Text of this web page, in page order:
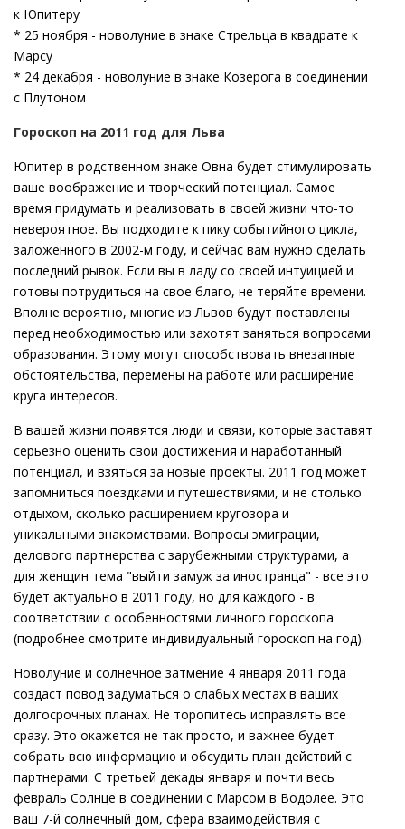
к Юпитеру
* 25 ноября - новолуние в знаке Стрельца в квадрате к
Марсу
* 24 декабря - новолуние в знаке Козерога в соединении
с Плутоном
Гороскоп на 2011 год для Льва
Юпитер в родственном знаке Овна будет стимулировать
ваше воображение и творческий потенциал. Самое
время придумать и реализовать в своей жизни что-то
невероятное. Вы подходите к пику событийного цикла,
заложенного в 2002-м году, и сейчас вам нужно сделать
последний рывок. Если вы в ладу со своей интуицией и
готовы потрудиться на свое благо, не теряйте времени.
Вполне вероятно, многие из Львов будут поставлены
перед необходимостью или захотят заняться вопросами
образования. Этому могут способствовать внезапные
обстоятельства, перемены на работе или расширение
круга интересов.
В вашей жизни появятся люди и связи, которые заставят
серьезно оценить свои достижения и наработанный
потенциал, и взяться за новые проекты. 2011 год может
запомниться поездками и путешествиями, и не столько
отдыхом, сколько расширением кругозора и
уникальными знакомствами. Вопросы эмиграции,
делового партнерства с зарубежными структурами, а
для женщин тема "выйти замуж за иностранца" - все это
будет актуально в 2011 году, но для каждого - в
соответствии с особенностями личного гороскопа
(подробнее смотрите индивидуальный гороскоп на год).
Новолуние и солнечное затмение 4 января 2011 года
создаст повод задуматься о слабых местах в ваших
долгосрочных планах. Не торопитесь исправлять все
сразу. Это окажется не так просто, и важнее будет
собрать всю информацию и обсудить план действий с
партнерами. С третьей декады января и почти весь
февраль Солнце в соединении с Марсом в Водолее. Это
ваш 7-й солнечный дом, сфера взаимодействия с